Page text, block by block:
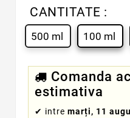
CANTITATE :
500 ml 100 ml
Comanda
estimativa
✔ intre marți, 11